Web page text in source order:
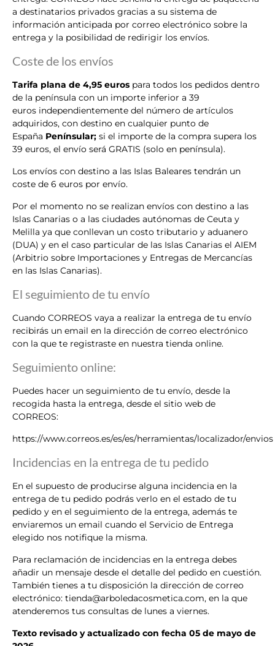
a destinatarios privados gracias a su sistema de
información anticipada por correo electrónico sobre la
entrega y la posibilidad de redirigir los envíos.
Coste de los envíos
Tarifa plana de 4,95 euros para todos los pedidos dentro
de la península con un importe inferior a 39
euros independientemente del número de artículos
adquiridos, con destino en cualquier punto de
España Penínsular; si el importe de la compra supera los
39 euros, el envío será GRATIS (solo en península).
Los envíos con destino a las Islas Baleares tendrán un
coste de 6 euros por envío.
Por el momento no se realizan envíos con destino a las
Islas Canarias o a las ciudades autónomas de Ceuta y
Melilla ya que conllevan un costo tributario y aduanero
(DUA) y en el caso particular de las Islas Canarias el AIEM
(Arbitrio sobre Importaciones y Entregas de Mercancías
en las Islas Canarias).
El seguimiento de tu envío
Cuando CORREOS vaya a realizar la entrega de tu envío
recibirás un email en la dirección de correo electrónico
con la que te registraste en nuestra tienda online.
Seguimiento online:
Puedes hacer un seguimiento de tu envío, desde la
recogida hasta la entrega, desde el sitio web de
CORREOS:
https://www.correos.es/es/es/herramientas/localizador/envios
Incidencias en la entrega de tu pedido
En el supuesto de producirse alguna incidencia en la
entrega de tu pedido podrás verlo en el estado de tu
pedido y en el seguimiento de la entrega, además te
enviaremos un email cuando el Servicio de Entrega
elegido nos notifique la misma.
Para reclamación de incidencias en la entrega debes
añadir un mensaje desde el detalle del pedido en cuestión.
También tienes a tu disposición la dirección de correo
electrónico: tienda@arboledacosmetica.com, en la que
atenderemos tus consultas de lunes a viernes.
Texto revisado y actualizado con fecha 05 de mayo de